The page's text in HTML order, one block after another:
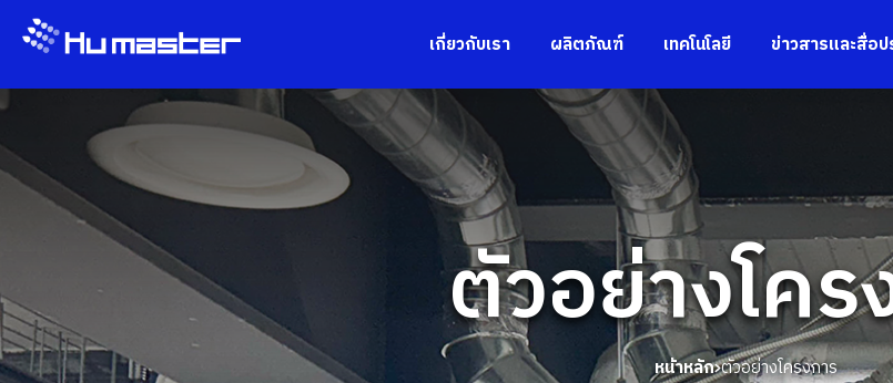
เกี่ยวกับเรา ผลิตภัณฑ์ เทคโนโลยี ข่าวสารและสื่อ
ตัวอย่างโคร
หน้าหลัก ตัวอย่างโครงการ